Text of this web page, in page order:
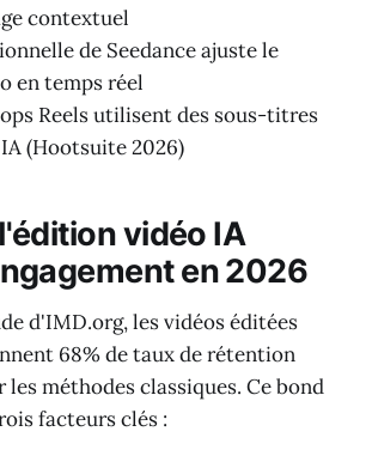
contextuel
de Seedance ajuste le
en temps réel
Reels utilisent des sous-titres
(Hootsuite 2026)
vidéo IA
en 2026
d'IMD.org, les vidéos éditées
68% de taux de rétention
les méthodes classiques. Ce bond
facteurs clés :